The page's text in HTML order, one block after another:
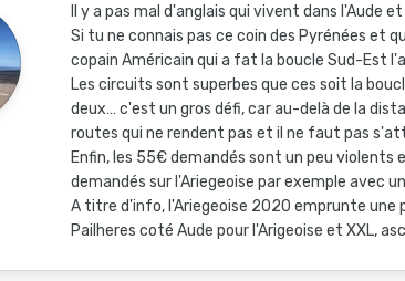
Il y a pas mal d'anglais qui vivent dans l'Aude
Si tu ne connais pas ce coin des Pyrénées et
copain Américain qui a fat la boucle Sud-Est
Les circuits sont superbes que ces soit la
deux… c'est un gros défi, car au-delà de la
routes qui ne rendent pas et il ne faut pas
Enfin, les 55€ demandés sont un peu
demandés sur l'Ariegeoise par exemple avec
A titre d'info, l'Ariegeoise 2020 emprunte une
Pailheres coté Aude pour l'Arigeoise et XXL,